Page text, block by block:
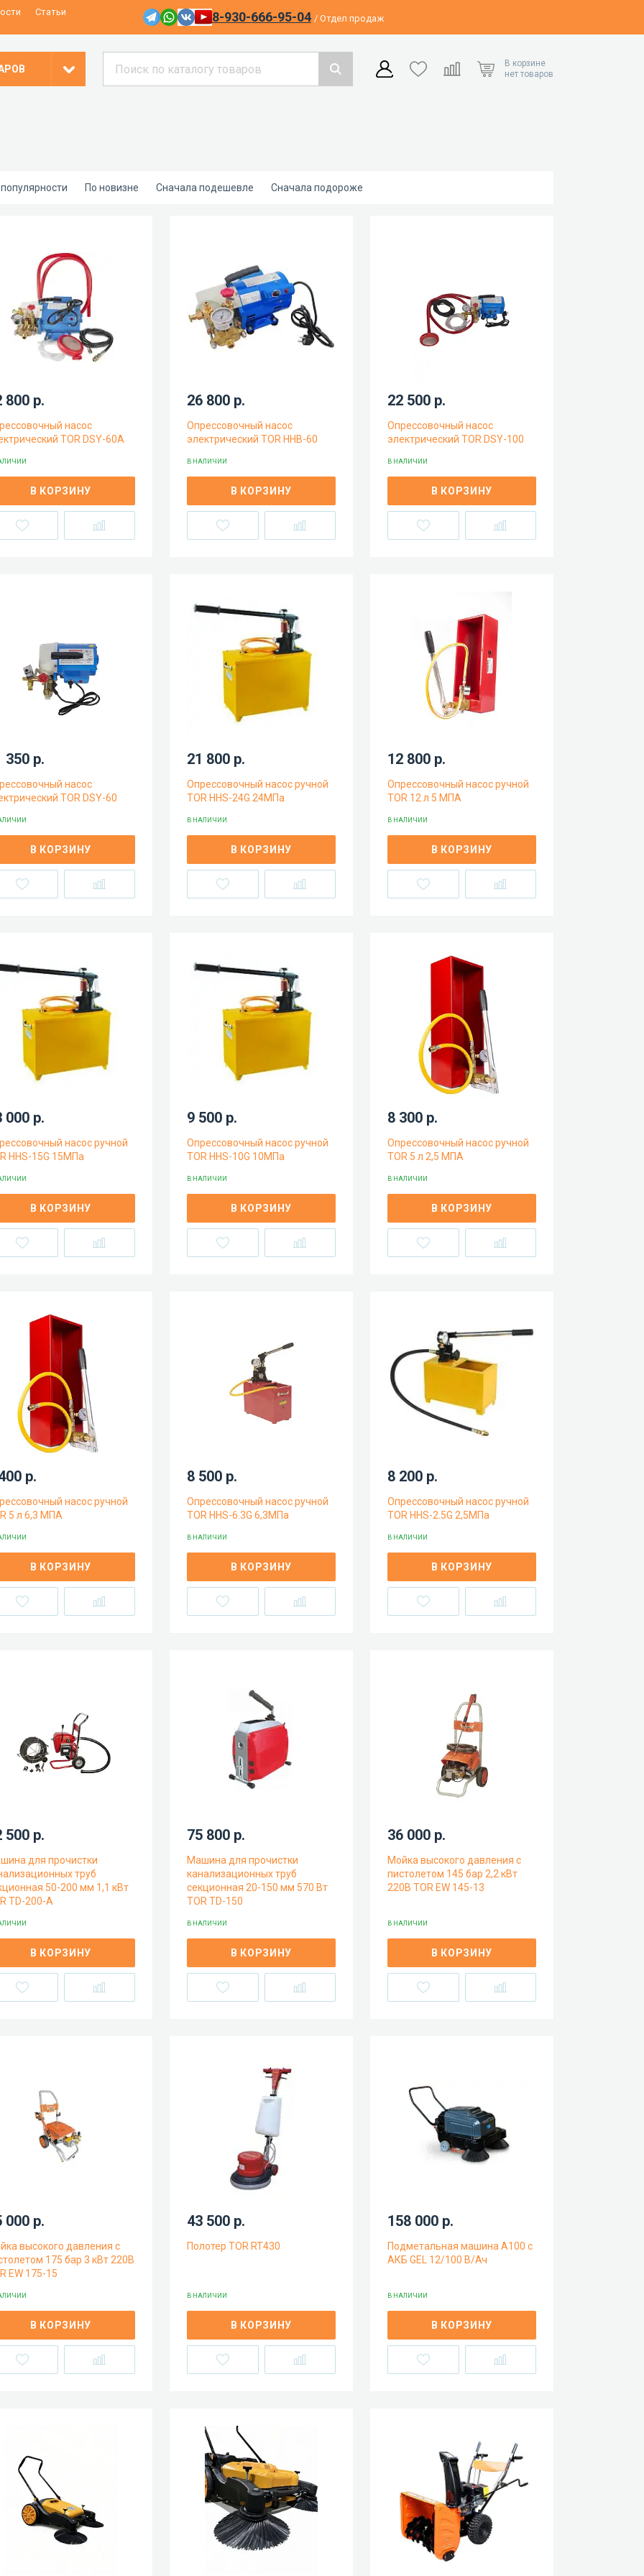
Статьи
8-930-666-95-04 / Отдел продаж
В корзине
нет товаров
По новизне Сначала подешевле Сначала подороже
800 р.
насос
TOR DSY-60А
В КОРЗИНУ
26 800 р.
Опрессовочный насос
электрический TOR HHB-60
В НАЛИЧИИ
В КОРЗИНУ
22 500 р.
Опрессовочный насос
электрический TOR DSY-100
В НАЛИЧИИ
В КОРЗИНУ
350 р.
насос
TOR DSY-60
В КОРЗИНУ
21 800 р.
Опрессовочный насос ручной
TOR HHS-24G 24МПа
В НАЛИЧИИ
В КОРЗИНУ
12 800 р.
Опрессовочный насос ручной
TOR 12 л 5 МПА
В НАЛИЧИИ
В КОРЗИНУ
000 р.
насос ручной
HHS-15G 15МПа
В КОРЗИНУ
9 500 р.
Опрессовочный насос ручной
TOR HHS-10G 10МПа
В НАЛИЧИИ
В КОРЗИНУ
8 300 р.
Опрессовочный насос ручной
TOR 5 л 2,5 МПА
В НАЛИЧИИ
В КОРЗИНУ
р.
насос ручной
5 л 6,3 МПА
В КОРЗИНУ
8 500 р.
Опрессовочный насос ручной
TOR HHS-6.3G 6,3МПа
В НАЛИЧИИ
В КОРЗИНУ
8 200 р.
Опрессовочный насос ручной
TOR HHS-2.5G 2,5МПа
В НАЛИЧИИ
В КОРЗИНУ
500 р.
для прочистки
труб
50-200 мм 1,1 кВт
TD-200-A
В КОРЗИНУ
75 800 р.
Машина для прочистки
канализационных труб
секционная 20-150 мм 570 Вт
TOR TD-150
В НАЛИЧИИ
В КОРЗИНУ
36 000 р.
Мойка высокого давления с
пистолетом 145 бар 2,2 кВт
220В TOR EW 145-13
В НАЛИЧИИ
В КОРЗИНУ
000 р.
высокого давления с
175 бар 3 кВт 220В
EW 175-15
В КОРЗИНУ
43 500 р.
Полотер TOR RT430
В НАЛИЧИИ
В КОРЗИНУ
158 000 р.
Подметальная машина A100 с
АКБ GEL 12/100 В/Ач
В НАЛИЧИИ
В КОРЗИНУ